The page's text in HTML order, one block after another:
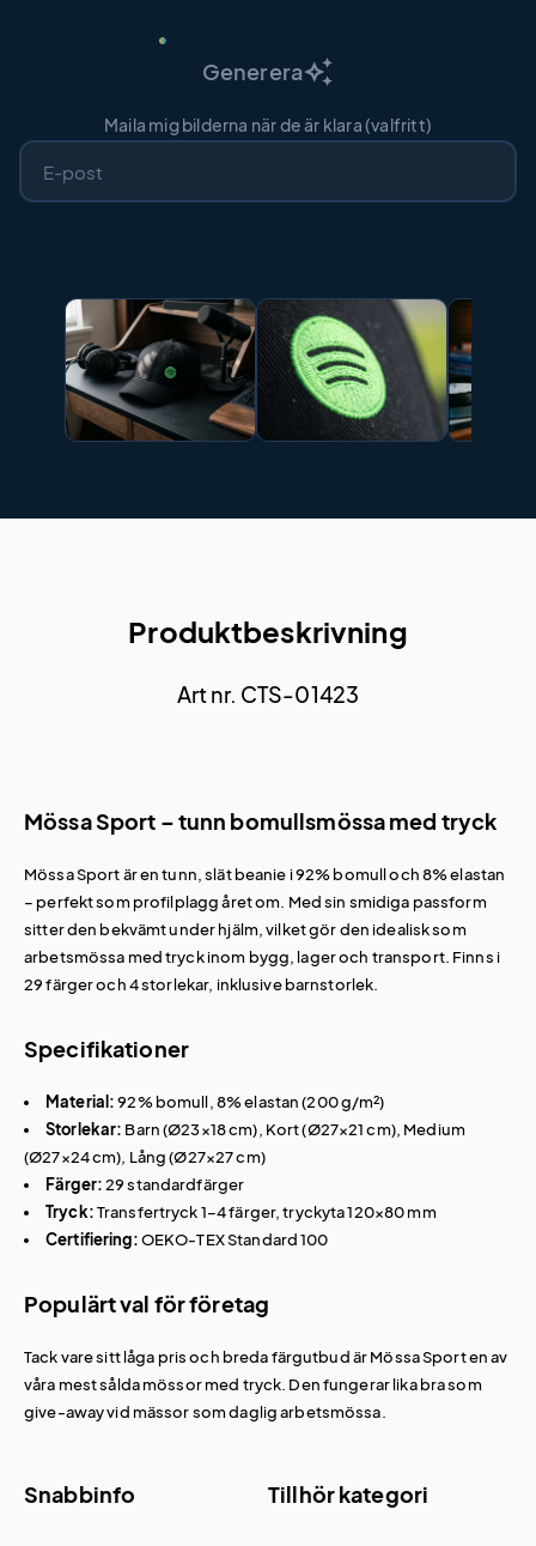
Genereraauto_awesome
Maila mig bilderna när de är klara (valfritt)
Produktbeskrivning
Art nr. CTS-01423
Mössa Sport – tunn bomullsmössa med tryck
Mössa Sport är en tunn, slät beanie i 92% bomull och 8% elastan
– perfekt som profilplagg året om. Med sin smidiga passform
sitter den bekvämt under hjälm, vilket gör den idealisk som
arbetsmössa med tryck inom bygg, lager och transport. Finns i
29 färger och 4 storlekar, inklusive barnstorlek.
Specifikationer
Material:92% bomull, 8% elastan (200 g/m²)
Storlekar: Barn (Ø23×18 cm), Kort (Ø27×21 cm), Medium
(Ø27×24 cm), Lång (Ø27×27 cm)
Färger:29 standardfärger
Tryck:Transfertryck 1–4 färger, tryckyta 120×80 mm
Certifiering:OEKO-TEX Standard 100
Populärt val för företag
Tack vare sitt låga pris och breda färgutbud är Mössa Sport en av
våra mest såldamössor med tryck. Den fungerar lika bra som
give-away vid mässor som daglig arbetsmössa.
Snabbinfo Tillhör kategori